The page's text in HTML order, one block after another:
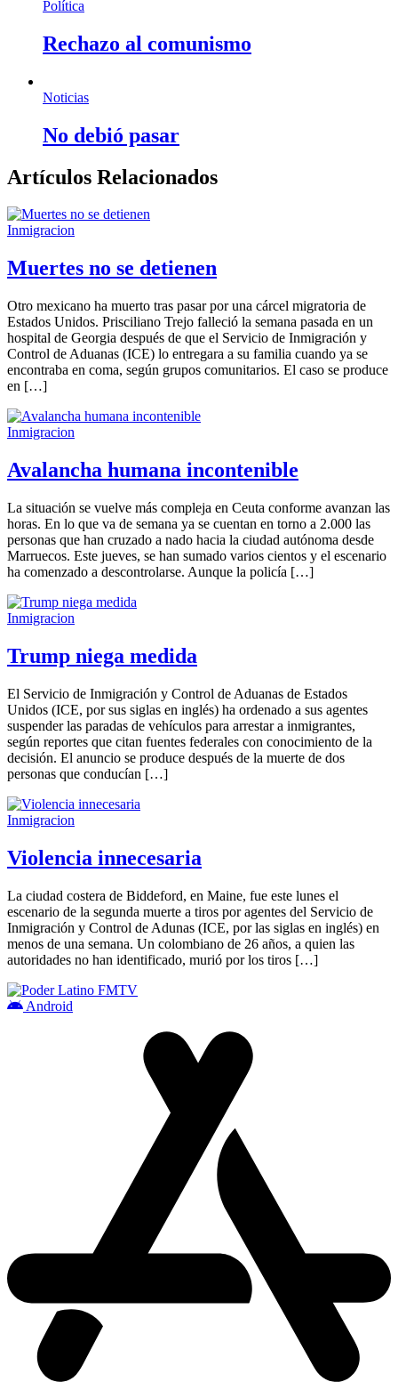
Política
Rechazo al comunismo
Noticias
No debió pasar
Artículos Relacionados
Inmigracion
Muertes no se detienen
Otro mexicano ha muerto tras pasar por una cárcel migratoria de
Estados Unidos. Prisciliano Trejo falleció la semana pasada en un
hospital de Georgia después de que el Servicio de Inmigración y
Control de Aduanas (ICE) lo entregara a su familia cuando ya se
encontraba en coma, según grupos comunitarios. El caso se produce
en […]
Inmigracion
Avalancha humana incontenible
La situación se vuelve más compleja en Ceuta conforme avanzan las
horas. En lo que va de semana ya se cuentan en torno a 2.000 las
personas que han cruzado a nado hacia la ciudad autónoma desde
Marruecos. Este jueves, se han sumado varios cientos y el escenario
ha comenzado a descontrolarse. Aunque la policía […]
Inmigracion
Trump niega medida
El Servicio de Inmigración y Control de Aduanas de Estados
Unidos (ICE, por sus siglas en inglés) ha ordenado a sus agentes
suspender las paradas de vehículos para arrestar a inmigrantes,
según reportes que citan fuentes federales con conocimiento de la
decisión. El anuncio se produce después de la muerte de dos
personas que conducían […]
Inmigracion
Violencia innecesaria
La ciudad costera de Biddeford, en Maine, fue este lunes el
escenario de la segunda muerte a tiros por agentes del Servicio de
Inmigración y Control de Adunas (ICE, por las siglas en inglés) en
menos de una semana. Un colombiano de 26 años, a quien las
autoridades no han identificado, murió por los tiros […]
Android